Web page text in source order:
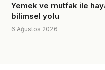
Yemek ve mutfak ile
bilimsel yolu
6 Ağustos 2026